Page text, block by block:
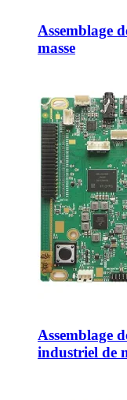
Assemblage
masse
Assemblage
industriel de